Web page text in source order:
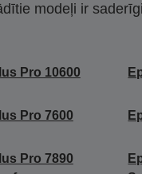
modeļi ir
Pro 10600
Pro 7600
Pro 7890